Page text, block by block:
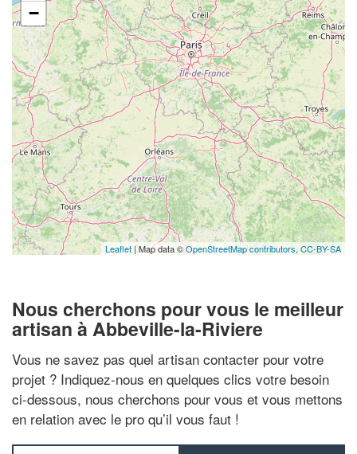
−
Leaflet | Map data ©OpenStreetMap contributors, CC-BY-SA
Nous cherchons pour vous le meilleur
artisan à Abbeville-la-Riviere
Vous ne savez pas quel artisan contacter pour votre
projet ? Indiquez-nous en quelques clics votre besoin
ci-dessous, nous cherchons pour vous et vous mettons
en relation avec le pro qu’il vous faut !